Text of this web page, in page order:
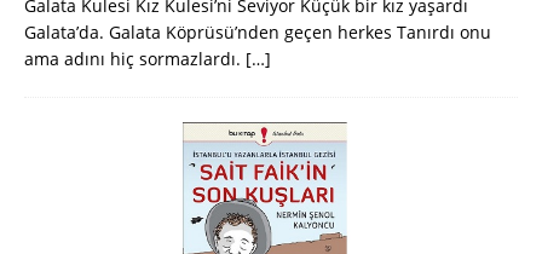
Galata Kulesi Kız Kulesi’ni Seviyor Küçük bir kız yaşardı
Galata’da. Galata Köprüsü’nden geçen herkes Tanırdı onu
ama adını hiç sormazlardı. […]